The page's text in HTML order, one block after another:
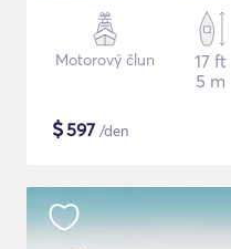
Motorový člun
17 ft
5 m
$597 /den